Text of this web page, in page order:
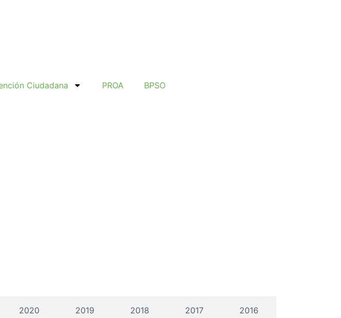
Ciudadana PROA BPSO
2020 2019 2018 2017 2016